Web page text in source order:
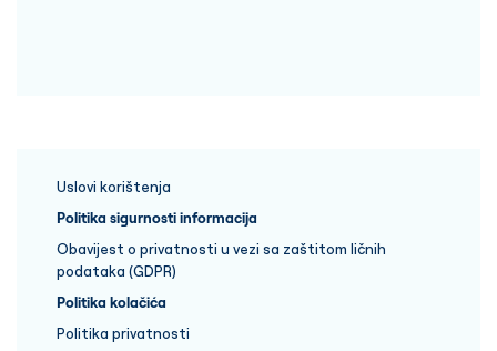
Uslovi korištenja
Politika sigurnosti informacija
Obavijest o privatnosti u vezi sa zaštitom ličnih
podataka (GDPR)
Politika kolačića
Politika privatnosti